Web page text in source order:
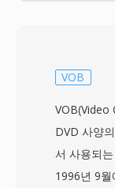
VOB
VOB(Video
DVD 사양
서 사용되
1996년 9